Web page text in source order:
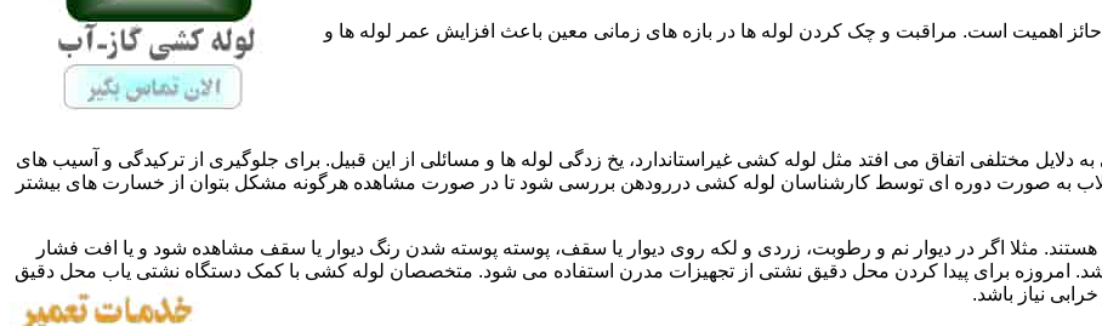
اهمیت است. مراقبت و چک کردن لوله ها در بازه های زمانی معین باعث افزایش عمر لوله ها و
مختلفی اتفاق می افتد مثل لوله کشی غیراستاندارد، یخ زدگی لوله ها و مسائلی از این قبیل. برای جلوگیری از ترکیدگی و آسیب های
به صورت دوره ای توسط کارشناسان لوله کشی دررودهن بررسی شود تا در صورت مشاهده هرگونه مشکل بتوان از خسارت های بیشتر
مثلا اگر در دیوار نم و رطوبت، زردی و لکه روی دیوار یا سقف، پوسته پوسته شدن رنگ دیوار یا سقف مشاهده شود و یا افت فشار
امروزه برای پیدا کردن محل دقیق نشتی از تجهیزات مدرن استفاده می شود. متخصصان لوله کشی با کمک دستگاه نشتی یاب محل دقیق
نیاز باشد.